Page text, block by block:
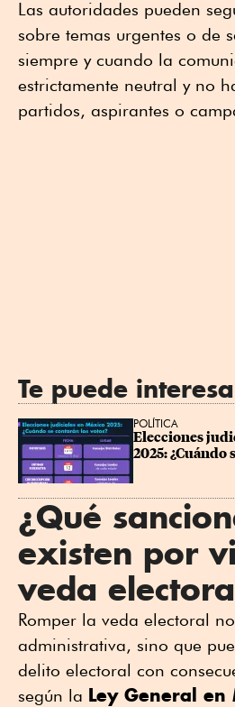
Las autoridades pueden
sobre temas urgentes o de
siempre y cuando la
estrictamente neutral y no
partidos, aspirantes o
Te puede
POLÍTICA
Elecciones
2025: ¿Cuándo
¿Qué
existen por
veda
Romper la veda electoral
administrativa, sino que
delito electoral con
según la Ley General